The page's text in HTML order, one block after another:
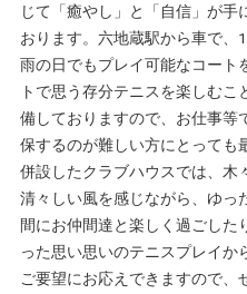
じて「癒やし」と「自信」が
おります。六地蔵駅から車で、
雨の日でもプレイ可能なコート
トで思う存分テニスを楽しむ
備しておりますので、お仕事等
保するのが難しい方にとっても
併設したクラブハウスでは、木
清々しい風を感じながら、ゆっ
間にお仲間達と楽しく過ごした
った思い思いのテニスプレイか
ご要望にお応えできますので、